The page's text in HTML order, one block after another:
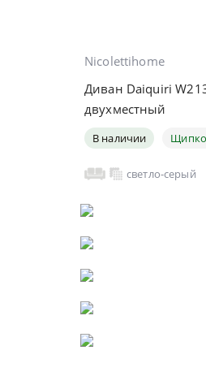
Nicolettihome
Диван Daiquiri
двухместный
В наличии
светло-серый